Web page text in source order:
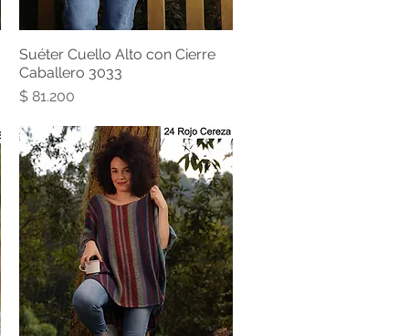
Suéter Cuello Alto con Cierre
Caballero 3033
Precio
$ 81.200